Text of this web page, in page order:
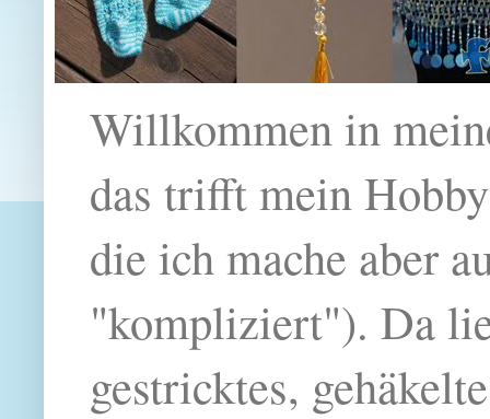
Willkommen in
das trifft mein
die ich mache aber
"kompliziert"). Da
gestricktes,